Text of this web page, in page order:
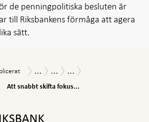
de penningpolitiska besluten är
till Riksbankens förmåga att agera
sätt.
Publikationer
...
Ekonomiska
...
Vägen
ett
...
Att
till
Att snabbt skifta fokus...